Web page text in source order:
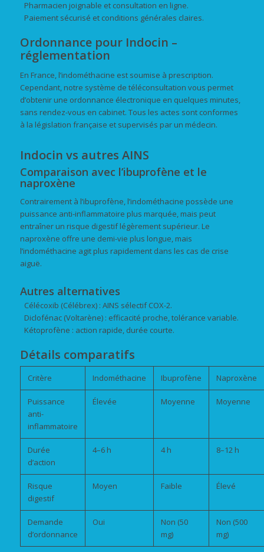
Pharmacien joignable et consultation en ligne.
Paiement sécurisé et conditions générales claires.
Ordonnance pour Indocin –
réglementation
En France, l’indométhacine est soumise à prescription.
Cependant, notre système de téléconsultation vous permet
d’obtenir une ordonnance électronique en quelques minutes,
sans rendez-vous en cabinet. Tous les actes sont conformes
à la législation française et supervisés par un médecin.
Indocin vs autres AINS
Comparaison avec l’ibuprofène et le
naproxène
Contrairement à l’ibuprofène, l’indométhacine possède une
puissance anti-inflammatoire plus marquée, mais peut
entraîner un risque digestif légèrement supérieur. Le
naproxène offre une demi-vie plus longue, mais
l’indométhacine agit plus rapidement dans les cas de crise
aiguë.
Autres alternatives
Célécoxib (Célébrex) : AINS sélectif COX-2.
Diclofénac (Voltarène) : efficacité proche, tolérance variable.
Kétoprofène : action rapide, durée courte.
Détails comparatifs
Critère Indométhacine Ibuprofène Naproxène
Puissance
anti-
inflammatoire
Élevée Moyenne Moyenne
Durée
d’action
4–6 h 4 h 8–12 h
Risque
digestif
Moyen Faible Élevé
Demande
d’ordonnance
Oui
Non (50
mg)
Non (500
mg)